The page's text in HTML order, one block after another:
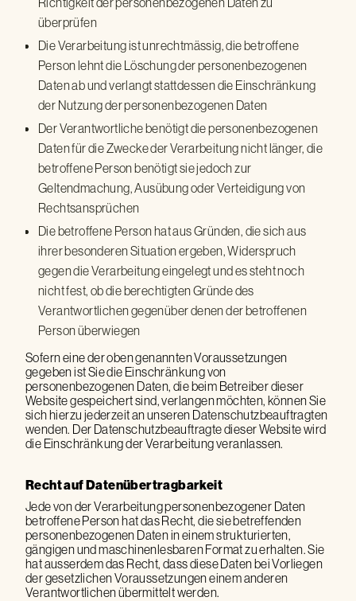
überprüfen
Die Verarbeitung ist unrechtmässig, die betroffene
Person lehnt die Löschung der personenbezogenen
Daten ab und verlangt stattdessen die Einschränkung
der Nutzung der personenbezogenen Daten
Der Verantwortliche benötigt die personenbezogenen
Daten für die Zwecke der Verarbeitung nicht länger, die
betroffene Person benötigt sie jedoch zur
Geltendmachung, Ausübung oder Verteidigung von
Rechtsansprüchen
Die betroffene Person hat aus Gründen, die sich aus
ihrer besonderen Situation ergeben, Widerspruch
gegen die Verarbeitung eingelegt und es steht noch
nicht fest, ob die berechtigten Gründe des
Verantwortlichen gegenüber denen der betroffenen
Person überwiegen
Sofern eine der oben genannten Voraussetzungen
gegeben ist Sie die Einschränkung von
personenbezogenen Daten, die beim Betreiber dieser
Website gespeichert sind, verlangen möchten, können Sie
sich hierzu jederzeit an unseren Datenschutzbeauftragten
wenden. Der Datenschutzbeauftragte dieser Website wird
die Einschränkung der Verarbeitung veranlassen.
Recht auf Datenübertragbarkeit
Jede von der Verarbeitung personenbezogener Daten
betroffene Person hat das Recht, die sie betreffenden
personenbezogenen Daten in einem strukturierten,
gängigen und maschinenlesbaren Format zu erhalten. Sie
hat ausserdem das Recht, dass diese Daten bei Vorliegen
der gesetzlichen Voraussetzungen einem anderen
Verantwortlichen übermittelt werden.